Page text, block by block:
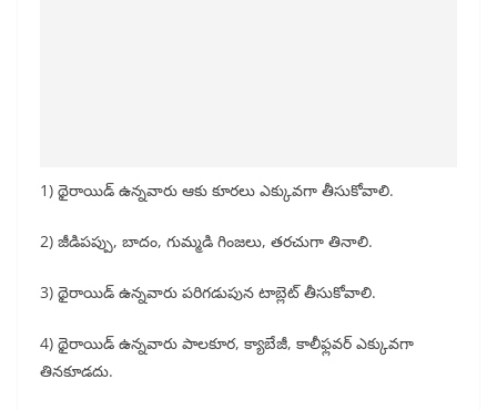
1) థైరాయిడ్ ఉన్నవారు ఆకు కూరలు ఎక్కువగా తీసుకోవాలి.
2) జీడిపప్పు, బాదం, గుమ్మడి గింజలు, తరచుగా తినాలి.
3) థైరాయిడ్ ఉన్నవారు పరిగడుపున టాబ్లెట్ తీసుకోవాలి.
4) థైరాయిడ్ ఉన్నవారు పాలకూర, క్యాబేజీ, కాలీఫ్లవర్ ఎక్కువగా
తినకూడదు.